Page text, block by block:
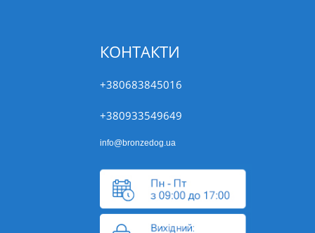
КОНТАКТИ
+380683845016
+380933549649
info@bronzedog.ua